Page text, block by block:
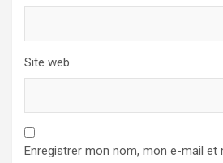
Site web
Enregistrer mon nom, mon e-mail et